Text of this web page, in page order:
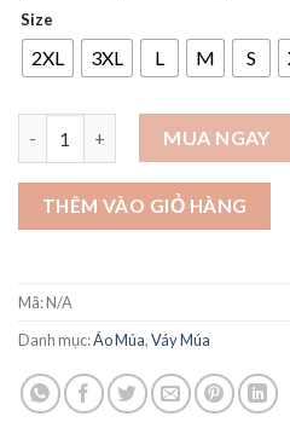
Size
2XL 3XL L M S
Áo xẻ tà chéo - A135 số lượng
MUA NGAY
THÊM VÀO GIỎ HÀNG
Mã:N/A
Danh mục:Áo Múa,Váy Múa